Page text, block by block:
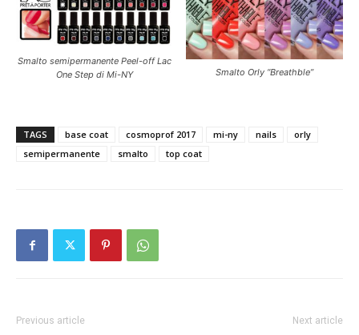
Smalto semipermanente Peel-off Lac
One Step di Mi-NY
Smalto Orly “Breathble”
TAGS base coat cosmoprof 2017 mi-ny nails
orly
semipermanente
smalto top coat
Previous article Next article